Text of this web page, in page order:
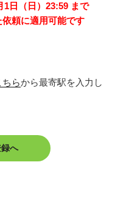
1日（日）23:59 まで
頼に適用可能です
ちらから最寄駅を入力し
へ